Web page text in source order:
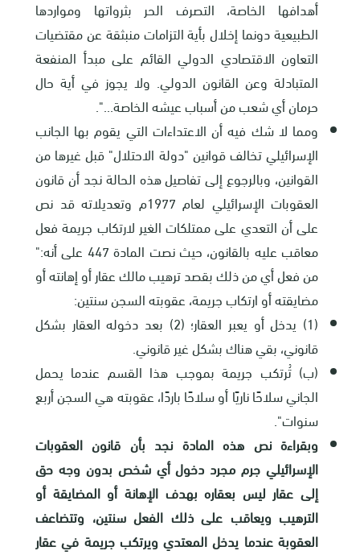
أهدافها الخاصة، التصرف الحر بثرواتها ومواردها
الطبيعية دونما إخلال بأية التزامات منبثقة عن مقتضيات
التعاون الاقتصادي الدولي القائم على مبدأ المنفعة
المتبادلة وعن القانون الدولي. ولا يجوز في أية حال
حرمان أي شعب من أسباب عيشه الخاصة...".
ومما لا شك فيه أن الاعتداءات التي يقوم بها الجانب
الإسرائيلي تخالف قوانين "دولة الاحتلال" قبل غيرها من
القوانين، وبالرجوع إلى تفاصيل هذه الحالة نجد أن قانون
العقوبات الإسرائيلي لعام 1977م وتعديلاته قد نص
على أن التعدي على ممتلكات الغير لارتكاب جريمة فعل
معاقب عليه بالقانون، حيث نصت المادة 447 على أنه:"
من فعل أي من ذلك بقصد ترهيب مالك عقار أو إهانته أو
مضايقته أو ارتكاب جريمة، عقوبته السجن سنتين:
(1) يدخل أو يعبر العقار؛ (2) بعد دخوله العقار بشكل
قانوني، بقي هناك بشكل غير قانوني.
(ب) تُرتكب جريمة بموجب هذا القسم عندما يحمل
الجاني سلاحًا ناريًا أو سلاحًا باردًا، عقوبته هي السجن أربع
سنوات".
وبقراءة نص هذه المادة نجد بأن قانون العقوبات
الإسرائيلي جرم مجرد دخول أي شخص بدون وجه حق
إلى عقار ليس بعقاره بهدف الإهانة أو المضايقة أو
الترهيب ويعاقب على ذلك الفعل سنتين، وتتضاعف
العقوبة عندما يدخل المعتدي ويرتكب جريمة في عقار